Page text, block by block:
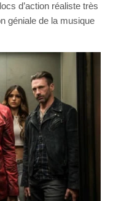
d’action réaliste très
géniale de la musique